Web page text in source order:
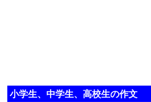
小学生、中学生、高校生の作文